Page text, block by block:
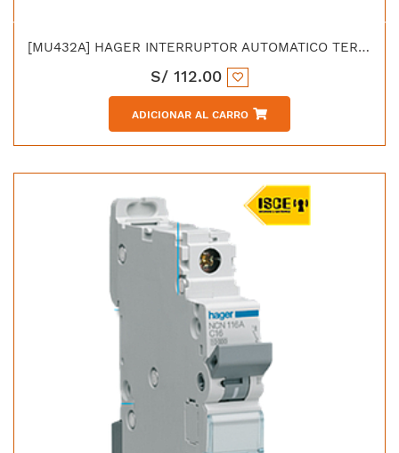
[MU432A] HAGER INTERRUPTOR AUTOMATICO TERMOMAGNETICO C 4X32 AMP 6KA 415V/20KA/230V IEC 60898 / IEC 60947-2 ACC
S/ 112.00
ADICIONAR AL CARRO